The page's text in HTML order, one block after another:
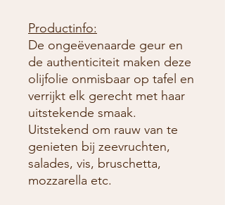
Productinfo:
De ongeëvenaarde geur en
de authenticiteit maken deze
olijfolie onmisbaar op tafel en
verrijkt elk gerecht met haar
uitstekende smaak.
Uitstekend om rauw van te
genieten bij zeevruchten,
salades, vis, bruschetta,
mozzarella etc.